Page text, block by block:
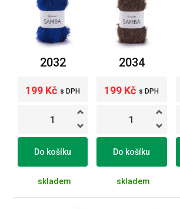
2032
199 Kč s DPH
Do košíku
skladem
2034
199 Kč s DPH
Do košíku
skladem